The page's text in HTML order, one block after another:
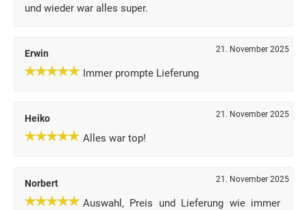
und wieder war alles super.
Erwin 21. November 2025
Immer prompte Lieferung
Heiko 21. November 2025
Alles war top!
Norbert 21. November 2025
Auswahl, Preis und Lieferung wie immer